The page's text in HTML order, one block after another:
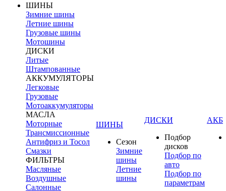
ШИНЫ
Зимние шины
Летние шины
Грузовые шины
Мотошины
ДИСКИ
Литые
Штампованные
АККУМУЛЯТОРЫ
Легковые
Грузовые
Мотоаккумуляторы
МАСЛА
Моторные
Трансмиссионные
Антифриз и Тосол
Смазки
ФИЛЬТРЫ
Масляные
Воздушные
Салонные
ШИНЫ
Сезон
Зимние
шины
Летние
шины
ДИСКИ
Подбор
дисков
Подбор по
авто
Подбор по
параметрам
АКБ